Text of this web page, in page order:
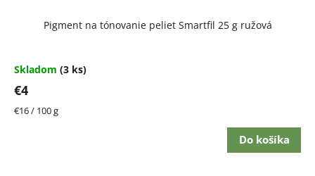
Pigment na tónovanie peliet Smartfil 25 g ružová
Skladom (3 ks)
€4
Jednotková
€16 / 100 g
Do košíka